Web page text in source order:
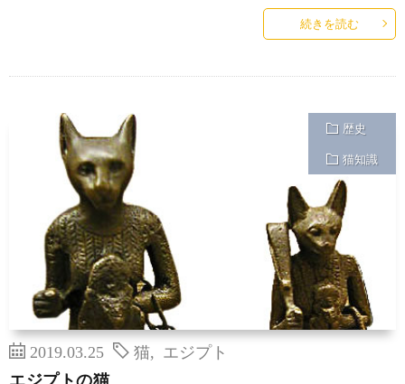
続きを読む
歴史
猫知識
2019.03.25 猫 エジプト
エジプトの猫